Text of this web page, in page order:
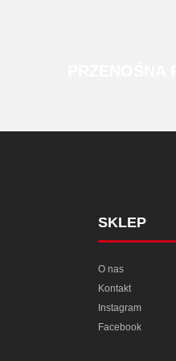
SKLEP
O nas
Kontakt
Instagram
Facebook